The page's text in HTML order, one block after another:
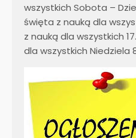
wszystkich Sobota –
święta z nauką dla
z nauką dla wszystkich
dla wszystkich Niedziela